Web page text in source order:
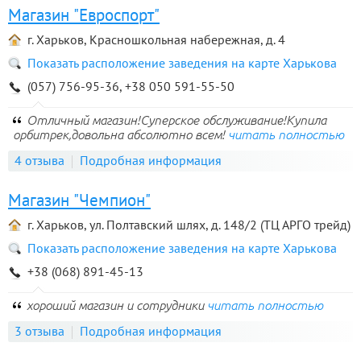
Магазин "Евроспорт"
г. Харьков, Красношкольная набережная, д. 4
Показать расположение заведения на карте Харькова
(057) 756-95-36, +38 050 591-55-50
Отличный магазин!Суперское обслуживание!Купила
орбитрек,довольна абсолютно всем! читать полностью
4 отзыва Подробная информация
Магазин "Чемпион"
г. Харьков, ул. Полтавский шлях, д. 148/2 (ТЦ АРГО трейд)
Показать расположение заведения на карте Харькова
+38 (068) 891-45-13
хороший магазин и сотрудники читать полностью
3 отзыва Подробная информация